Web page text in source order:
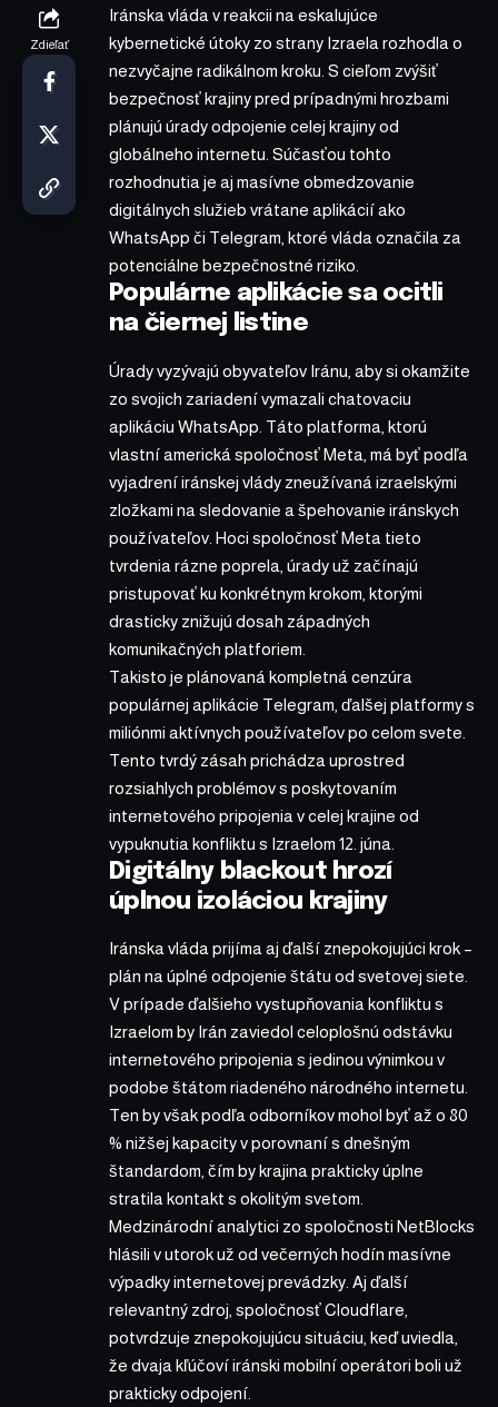
Zdieľať
Iránska vláda v reakcii na eskalujúce
kybernetické útoky zo strany Izraela rozhodla o
nezvyčajne radikálnom kroku. S cieľom zvýšiť
bezpečnosť krajiny pred prípadnými hrozbami
plánujú úrady odpojenie celej krajiny od
globálneho internetu. Súčasťou tohto
rozhodnutia je aj masívne obmedzovanie
digitálnych služieb vrátane aplikácií ako
WhatsApp či Telegram, ktoré vláda označila za
potenciálne bezpečnostné riziko.
Populárne aplikácie sa ocitli
na čiernej listine
Úrady vyzývajú obyvateľov Iránu, aby si okamžite
zo svojich zariadení vymazali chatovaciu
aplikáciu WhatsApp. Táto platforma, ktorú
vlastní americká spoločnosť Meta, má byť podľa
vyjadrení iránskej vlády zneužívaná izraelskými
zložkami na sledovanie a špehovanie iránskych
používateľov. Hoci spoločnosť Meta tieto
tvrdenia rázne poprela, úrady už začínajú
pristupovať ku konkrétnym krokom, ktorými
drasticky znižujú dosah západných
komunikačných platforiem.
Takisto je plánovaná kompletná cenzúra
populárnej aplikácie Telegram, ďalšej platformy s
miliónmi aktívnych používateľov po celom svete.
Tento tvrdý zásah prichádza uprostred
rozsiahlych problémov s poskytovaním
internetového pripojenia v celej krajine od
vypuknutia konfliktu s Izraelom 12. júna.
Digitálny blackout hrozí
úplnou izoláciou krajiny
Iránska vláda prijíma aj ďalší znepokojujúci krok –
plán na úplné odpojenie štátu od svetovej siete.
V prípade ďalšieho vystupňovania konfliktu s
Izraelom by Irán zaviedol celoplošnú odstávku
internetového pripojenia s jedinou výnimkou v
podobe štátom riadeného národného internetu.
Ten by však podľa odborníkov mohol byť až o 80
% nižšej kapacity v porovnaní s dnešným
štandardom, čím by krajina prakticky úplne
stratila kontakt s okolitým svetom.
Medzinárodní analytici zo spoločnosti NetBlocks
hlásili v utorok už od večerných hodín masívne
výpadky internetovej prevádzky. Aj ďalší
relevantný zdroj, spoločnosť Cloudflare,
potvrdzuje znepokojujúcu situáciu, keď uviedla,
že dvaja kľúčoví iránski mobilní operátori boli už
prakticky odpojení.